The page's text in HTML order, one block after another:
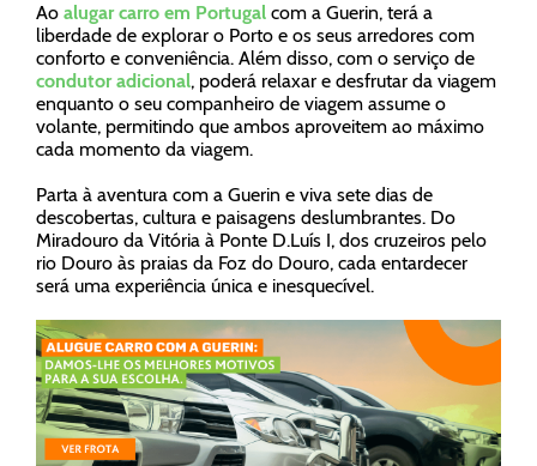
Ao alugar carro em Portugal com a Guerin, terá a
liberdade de explorar o Porto e os seus arredores com
conforto e conveniência. Além disso, com o serviço de
condutor adicional, poderá relaxar e desfrutar da viagem
enquanto o seu companheiro de viagem assume o
volante, permitindo que ambos aproveitem ao máximo
cada momento da viagem.
Parta à aventura com a Guerin e viva sete dias de
descobertas, cultura e paisagens deslumbrantes. Do
Miradouro da Vitória à Ponte D.Luís I, dos cruzeiros pelo
rio Douro às praias da Foz do Douro, cada entardecer
será uma experiência única e inesquecível.